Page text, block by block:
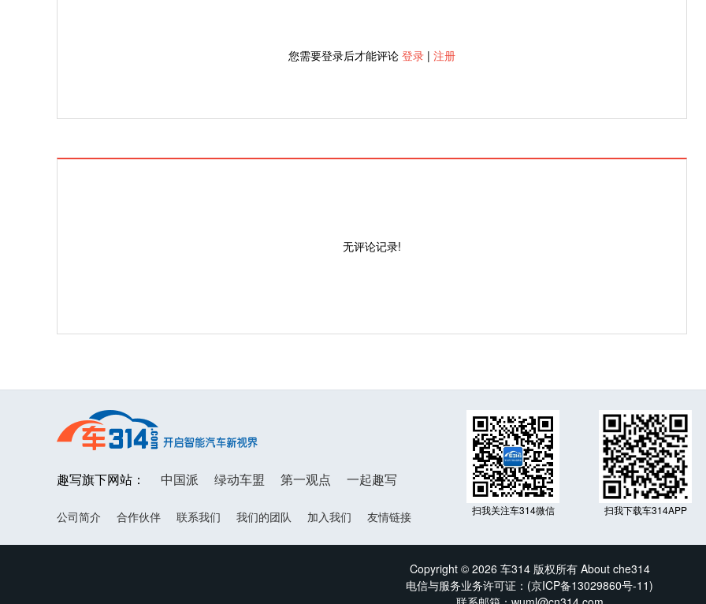
无评论记录!
您需要登录后才能评论 登录 | 注册
趣写旗下网站： 中国派 绿动车盟 第一观点 一起趣写
公司简介 合作伙伴 联系我们 我们的团队 加入我们 友情链接 扫我关注车314微信 扫我下载车314APP
Copyright © 2026 车314 版权所有 About che314
电信与服务业务许可证：(京ICP备13029860号-11)